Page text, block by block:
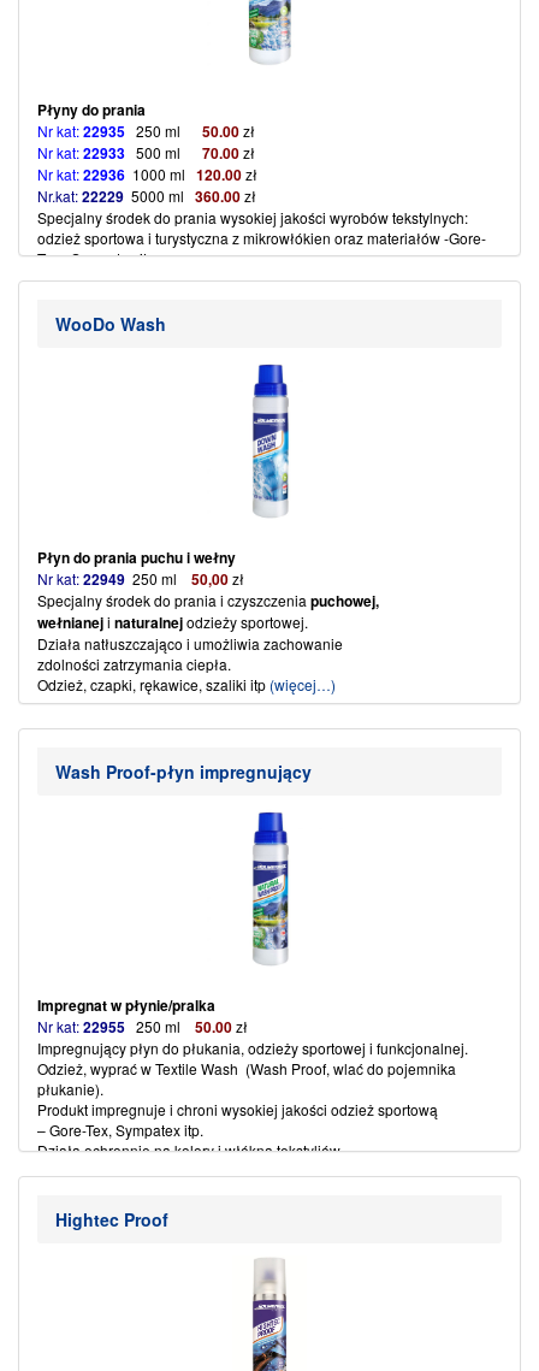
Płyny do prania
Nrkat:22935 250 ml 50.00zł
Nr kat:22933 500 ml 70.00zł
Nr kat:22936 1000 ml 120.00zł
Nr.kat:22229 5000 ml 360.00zł
Specjalny środek do prania wysokiej jakości wyrobów tekstylnych:
odzież sportowa i turystyczna z mikrowłókien oraz materiałów -Gore-
Tex, Sympatex itp.
Dzięki zintegrowanemu efektowi higieny odzież będzie czysta już
Nieprzyjemne zapachy zawarte w wydzielanym podczas uprawiania
Równocześnie dzięki dodatkowi „active dry” tkanina znacznie lepiej
przyjmuje wodę, co zwiększa działanie czyszczące i aktywność
oddychania ( pomaga zachować materiałom zdolność oddychania.)
Delikatne oczyszczenie wszystkich tkanek, bez uciążliwych wybielaczy,
barwników i wypełniaczy. Nadaje się do pralek i prania ręcznego.
Odzież sportową można równocześnie prać z inną odzieżą.
Textile Wash w butelce – jedna do dwóch nakrętek ( komplet: kurtka +
WooDo Wash
Płyn do prania puchu i wełny
Nr kat:22949 250 ml 50,00zł
Specjalny środek do prania i czyszczenia puchowej,
wełnianeji naturalnejodzieży sportowej.
Działa natłuszczająco i umożliwia zachowanie
zdolności zatrzymania ciepła.
Odzież, czapki, rękawice, szaliki itp (więcej…)
Wash Proof-płyn impregnujący
Impregnat w płynie/pralka
Nr kat:22955 250 ml 50.00zł
Impregnujący płyn do płukania, odzieży sportowej i funkcjonalnej.
Odzież, wyprać w Textile Wash (Wash Proof, wlać do pojemnika
płukanie).
Produkt impregnuje i chroni wysokiej jakości odzież sportową
– Gore-Tex, Sympatex itp.
Działa ochronnie na kolory i włókna tekstyliów.
Hightec Proof